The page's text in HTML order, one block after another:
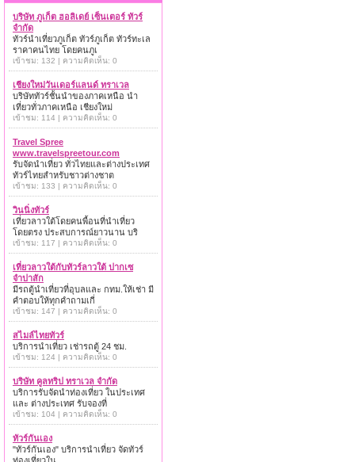
บริษัท ภูเก็ต ฮอลิเดย์ เซ็นเตอร์ ทัวร์
จำกัด
ทัวร์นำเที่ยวภูเก็ต ทัวร์ภูเก็ต ทัวร์ทะเล
ราคาคนไทย โดยคนภูเ
เข้าชม: 132 | ความคิดเห็น: 0
เชียงใหม่วันเดอร์แลนด์ ทราเวล
บริษัททัวร์ชั้นนำของภาคเหนือ นำ
เที่ยวทั่วภาคเหนือ เชียงใหม่
เข้าชม: 114 | ความคิดเห็น: 0
Travel Spree
www.travelspreetour.com
รับจัดนำเที่ยว ทั่วไทยและต่างประเทศ
ทัวร์ไทยสำหรับชาวต่างชาต
เข้าชม: 133 | ความคิดเห็น: 0
วินนิ่งทัวร์
เที่ยวลาวใต้โดยคนพื้อนที่นำเที่ยว
โดยตรง ประสบการณ์ยาวนาน บริ
เข้าชม: 117 | ความคิดเห็น: 0
เที่ยวลาวใต้กับทัวร์ลาวใต้ ปากเซ
จำปาสัก
มีรถตู้นำเที่ยวที่อุบลและ กทม.ให้เช่า มี
คำตอบให้ทุกคำถามเกี่
เข้าชม: 147 | ความคิดเห็น: 0
สไมล์ไทยทัวร์
บริการนำเที่ยว เช่ารถตู้ 24 ชม.
เข้าชม: 124 | ความคิดเห็น: 0
บริษัท คูลทริป ทราเวล จำกัด
บริการรับจัดนำท่องเที่ยว ในประเทศ
และ ต่างประเทศ รับจองที่
เข้าชม: 104 | ความคิดเห็น: 0
ทัวร์กันเอง
"ทัวร์กันเอง" บริการนำเที่ยว จัดทัวร์